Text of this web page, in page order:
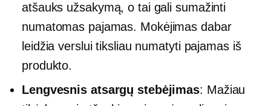
atšauks užsakymą, o tai gali sumažinti
numatomas pajamas. Mokėjimas dabar
leidžia verslui tiksliau numatyti pajamas iš
produkto.
Lengvesnis atsargų stebėjimas: Mažiau